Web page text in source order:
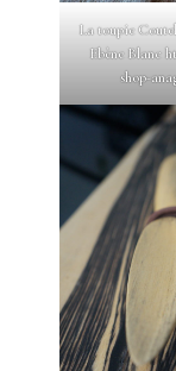
La toupie
Ebène Blanc
shop-